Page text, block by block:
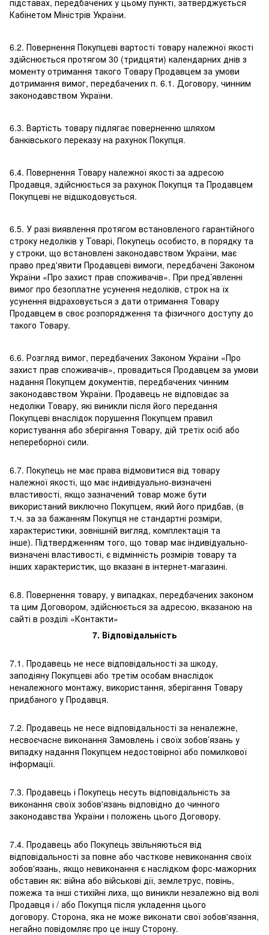
підставах, передбачених у цьому пункті, затверджується
Кабінетом Міністрів України.
6.2. Повернення Покупцеві вартості товару належної якості
здійснюється протягом 30 (тридцяти) календарних днів з
моменту отримання такого Товару Продавцем за умови
дотримання вимог, передбачених п. 6.1. Договору, чинним
законодавством України.
6.3. Вартість товару підлягає поверненню шляхом
банківського переказу на рахунок Покупця.
6.4. Повернення Товару належної якості за адресою
Продавця, здійснюється за рахунок Покупця та Продавцем
Покупцеві не відшкодовується.
6.5. У разі виявлення протягом встановленого гарантійного
строку недоліків у Товарі, Покупець особисто, в порядку та
у строки, що встановлені законодавством України, має
право пред'явити Продавцеві вимоги, передбачені Законом
України «Про захист прав споживачів». При пред’явленні
вимог про безоплатне усунення недоліків, строк на їх
усунення відраховується з дати отримання Товару
Продавцем в своє розпорядження та фізичного доступу до
такого Товару.
6.6. Розгляд вимог, передбачених Законом України «Про
захист прав споживачів», провадиться Продавцем за умови
надання Покупцем документів, передбачених чинним
законодавством України. Продавець не відповідає за
недоліки Товару, які виникли після його передання
Покупцеві внаслідок порушення Покупцем правил
користування або зберігання Товару, дій третіх осіб або
непереборної сили.
6.7. Покупець не має права відмовитися від товару
належної якості, що має індивідуально-визначені
властивості, якщо зазначений товар може бути
використаний виключно Покупцем, який його придбав, (в
т.ч. за за бажанням Покупця не стандартні розміри,
характеристики, зовнішній вигляд, комплектація та
інше). Підтвердженням того, що товар має індивідуально-
визначені властивості, є відмінність розмірів товару та
інших характеристик, що вказані в інтернет-магазині.
6.8. Повернення товару, у випадках, передбачених законом
та цим Договором, здійснюється за адресою, вказаною на
сайті в розділі «Контакти»
7. Відповідальність
7.1. Продавець не несе відповідальності за шкоду,
заподіяну Покупцеві або третім особам внаслідок
неналежного монтажу, використання, зберігання Товару
придбаного у Продавця.
7.2. Продавець не несе відповідальності за неналежне,
несвоєчасне виконання Замовлень і своїх зобов’язань у
випадку надання Покупцем недостовірної або помилкової
інформації.
7.3. Продавець і Покупець несуть відповідальність за
виконання своїх зобов'язань відповідно до чинного
законодавства України і положень цього Договору.
7.4. Продавець або Покупець звільняються від
відповідальності за повне або часткове невиконання своїх
зобов'язань, якщо невиконання є наслідком форс-мажорних
обставин як: війна або військові дії, землетрус, повінь,
пожежа та інші стихійні лиха, що виникли незалежно від волі
Продавця і / або Покупця після укладення цього
договору. Сторона, яка не може виконати свої зобов'язання,
негайно повідомляє про це іншу Сторону.